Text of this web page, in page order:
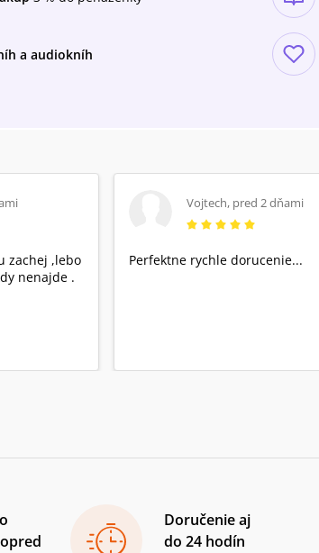
a audiokníh
zachej ,lebo
nenajde .
Vojtech, pred 2 dňami
Perfektne rychle dorucenie...
Doručenie aj
do 24 hodín